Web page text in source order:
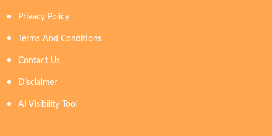
Privacy Policy
Terms And Conditions
Contact Us
Disclaimer
AI Visibility Tool